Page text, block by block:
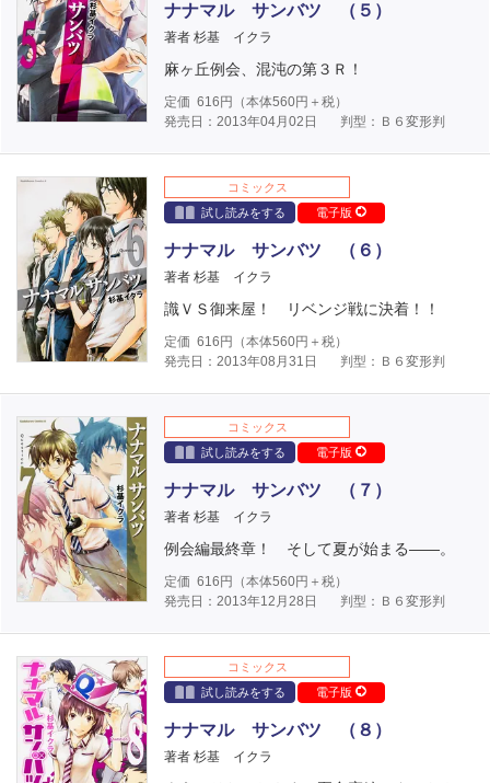
ナナマル サンバツ （５）
著者 杉基 イクラ
麻ヶ丘例会、混沌の第３Ｒ！
定価 616 円（本体560円＋税）
発売日：2013年04月02日
判型：Ｂ６変形判
コミックス
試し読みをする
電子版
ナナマル サンバツ （６）
著者 杉基 イクラ
識ＶＳ御来屋！ リベンジ戦に決着！！
定価 616 円（本体560円＋税）
発売日：2013年08月31日
判型：Ｂ６変形判
コミックス
試し読みをする
電子版
ナナマル サンバツ （７）
著者 杉基 イクラ
例会編最終章！ そして夏が始まる――。
定価 616 円（本体560円＋税）
発売日：2013年12月28日
判型：Ｂ６変形判
コミックス
試し読みをする
電子版
ナナマル サンバツ （８）
著者 杉基 イクラ